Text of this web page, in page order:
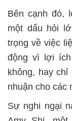
Bên cạnh đó,
một dấu hỏi
trọng về việc
động vì lợi
không, hay
nhuận cho các
Sự nghi ngại